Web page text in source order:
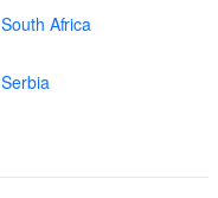
South Africa
Serbia